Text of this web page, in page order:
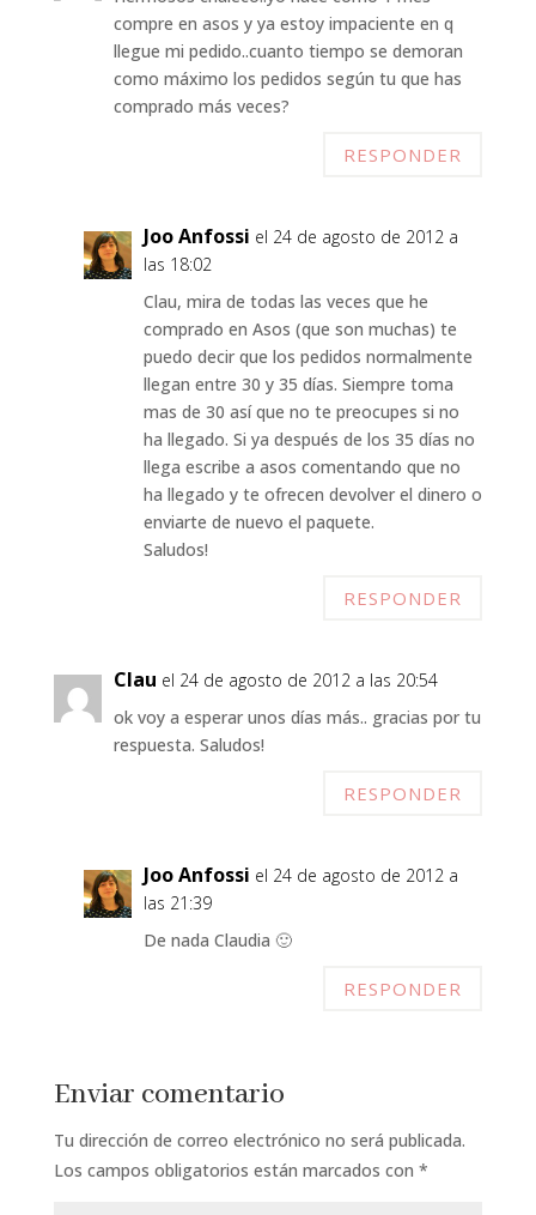
compre en asos y ya estoy impaciente en q
llegue mi pedido..cuanto tiempo se demoran
como máximo los pedidos según tu que has
comprado más veces?
RESPONDER
Joo Anfossi el 24 de agosto de 2012 a
las 18:02
Clau, mira de todas las veces que he
comprado en Asos (que son muchas) te
puedo decir que los pedidos normalmente
llegan entre 30 y 35 días. Siempre toma
mas de 30 así que no te preocupes si no
ha llegado. Si ya después de los 35 días no
llega escribe a asos comentando que no
ha llegado y te ofrecen devolver el dinero o
enviarte de nuevo el paquete.
Saludos!
RESPONDER
Clau el 24 de agosto de 2012 a las 20:54
ok voy a esperar unos días más.. gracias por tu
respuesta. Saludos!
RESPONDER
Joo Anfossi el 24 de agosto de 2012 a
las 21:39
De nada Claudia 🙂
RESPONDER
Enviar comentario
Tu dirección de correo electrónico no será publicada.
Los campos obligatorios están marcados con *